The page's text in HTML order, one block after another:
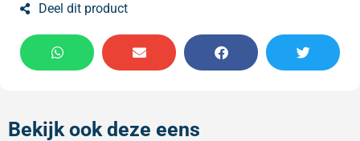
Deel dit product
Bekijk ook deze eens